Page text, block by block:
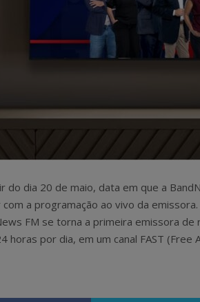
do dia 20 de maio, data em que a
com a programação ao vivo da
FM se torna a primeira emissora
horas por dia, em um canal FAST